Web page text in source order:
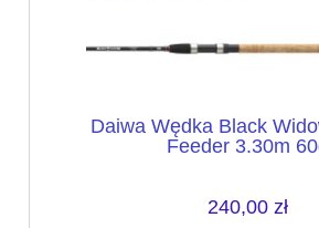
Daiwa Wędka Black
Feeder 3.30m
240,00 zł